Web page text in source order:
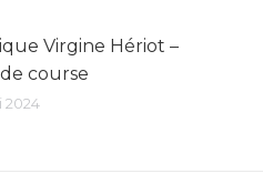
Virgine Hériot –
de course
2024